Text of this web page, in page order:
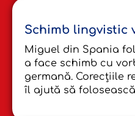
Schimb lingvistic
Miguel din Spania
a face schimb cu
germană. Corecțiile
îl ajută să